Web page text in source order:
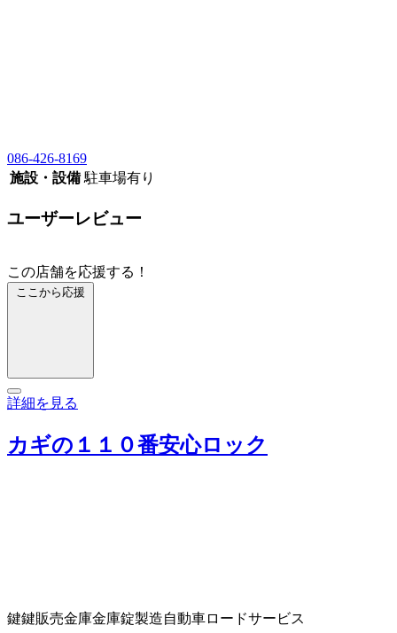
086-426-8169
施設・設備 駐車場有り
ユーザーレビュー
この店舗を応援する！
ここから応援
詳細を見る
カギの１１０番安心ロック
鍵鍵販売金庫金庫錠製造自動車ロードサービス